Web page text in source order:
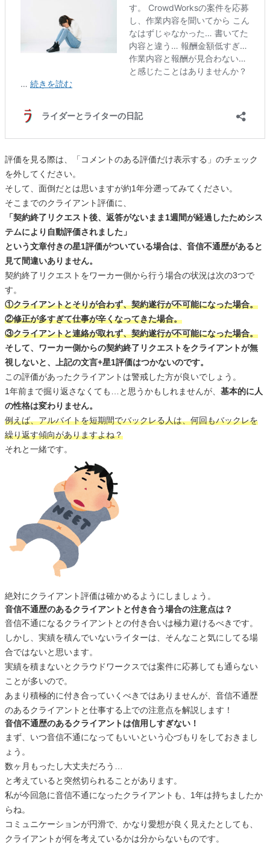
評価を見る際は、「コメントのある評価だけ表示する」のチェック
を外してください。
そして、面倒だとは思いますが約1年分遡ってみてください。
そこまでのクライアント評価に、
「契約終了リクエスト後、返答がないまま1週間が経過したためシス
テムにより自動評価されました」
という文章付きの星1評価がついている場合は、音信不通歴があると
見て間違いありません。
契約終了リクエストをワーカー側から行う場合の状況は次の3つで
す。
①クライアントとそりが合わず、契約遂行が不可能になった場合。
②修正が多すぎて仕事が辛くなってきた場合。
③クライアントと連絡が取れず、契約遂行が不可能になった場合。
そして、ワーカー側からの契約終了リクエストをクライアントが無
視しないと、上記の文言+星1評価はつかないのです。
この評価があったクライアントは警戒した方が良いでしょう。
1年前まで掘り返さなくても…と思うかもしれませんが、 基本的に人
の性格は変わりません。
例えば、アルバイトを短期間でバックレる人は、何回もバックレを
繰り返す傾向がありますよね？
それと一緒です。
絶対にクライアント評価は確かめるようにしましょう。
音信不通歴のあるクライアントと付き合う場合の注意点は？
音信不通になるクライアントとの付き合いは極力避けるべきです。
しかし、実績を積んでいないライターは、そんなこと気にしてる場
合ではないと思います。
実績を積まないとクラウドワークスでは案件に応募しても通らない
ことが多いので。
あまり積極的に付き合っていくべきではありませんが、音信不通歴
のあるクライアントと仕事する上での注意点を解説します！
音信不通歴のあるクライアントは信用しすぎない！
まず、いつ音信不通になってもいいという心づもりをしておきまし
ょう。
数ヶ月もったし大丈夫だろう…
と考えていると突然切られることがあります。
私が今回急に音信不通になったクライアントも、1年は持ちましたか
らね。
コミュニケーションが円滑で、かなり愛想が良く見えたとしても、
クライアントが何を考えているかは分からないものです。